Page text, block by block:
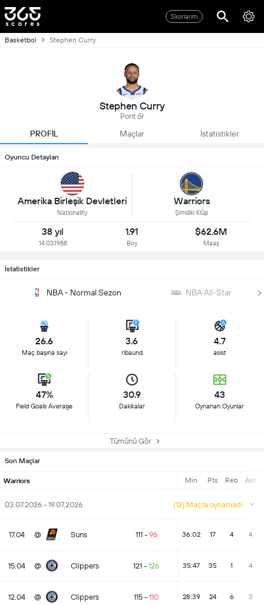
Skorlarım
Basketbol Stephen Curry
Stephen Curry
Pont őr
PROFİL Maçlar İstatistikler
Oyuncu Detayları
Amerika Birleşik Devletleri
Nationality
Warriors
Şimdiki Klüp
38 yıl
14.03.1988
1.91
Boy
$62.6M
Maaş
İstatistikler
NBA - Normal Sezon NBA All-Star
26.6
Maç başına sayı
3.6
ribaund
4.7
asist
47%
Field Goals Average
30.9
Dakikalar
43
Oynanan Oyunlar
Tümünü Gör
Son Maçlar
Warriors Min Pts Reb Ast
03.07.2026 - 19.07.2026 (12) Maçta oynamadı
17.04 @ Suns 111- 96 36:02 17 4 4
15.04 @ Clippers 121 - 126 35:47 35 1 4
12.04 @ Clippers 115 - 110 28:39 24 6 3